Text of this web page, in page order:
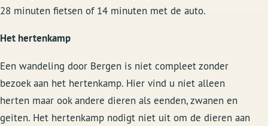
28 minuten fietsen of 14 minuten met de auto.
Het hertenkamp
Een wandeling door Bergen is niet compleet zonder
bezoek aan het hertenkamp. Hier vind u niet alleen
herten maar ook andere dieren als eenden, zwanen en
geiten. Het hertenkamp nodigt niet uit om de dieren aan